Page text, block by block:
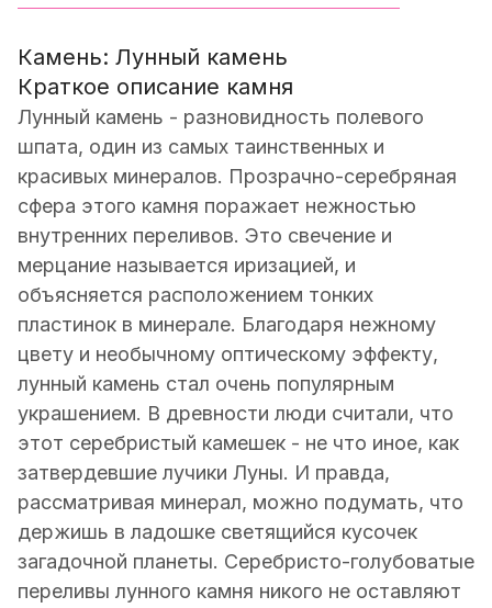
Камень: Лунный камень
Краткое описание камня
Лунный камень - разновидность полевого
шпата, один из самых таинственных и
красивых минералов. Прозрачно-серебряная
сфера этого камня поражает нежностью
внутренних переливов. Это свечение и
мерцание называется иризацией, и
объясняется расположением тонких
пластинок в минерале. Благодаря нежному
цвету и необычному оптическому эффекту,
лунный камень стал очень популярным
украшением. В древности люди считали, что
этот серебристый камешек - не что иное, как
затвердевшие лучики Луны. И правда,
рассматривая минерал, можно подумать, что
держишь в ладошке светящийся кусочек
загадочной планеты. Серебристо-голубоватые
переливы лунного камня никого не оставляют